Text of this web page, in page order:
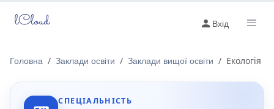
lCloud Вхід
Головна Заклади освіти Заклади вищої освіти Екологія
СПЕЦІАЛЬНІСТЬ